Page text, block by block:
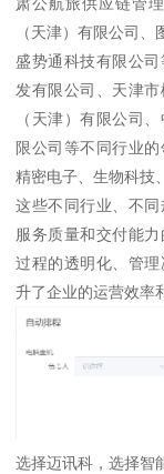
肃公航旅供应链管
（天津）有限公司
盛势通科技有限公
发有限公司、天津
（天津）有限公司
限公司等不同行业
精密电子、生物科技
这些不同行业、不同
服务质量和交付能
过程的透明化、管
升了企业的运营效率
选择迈讯科，选择智